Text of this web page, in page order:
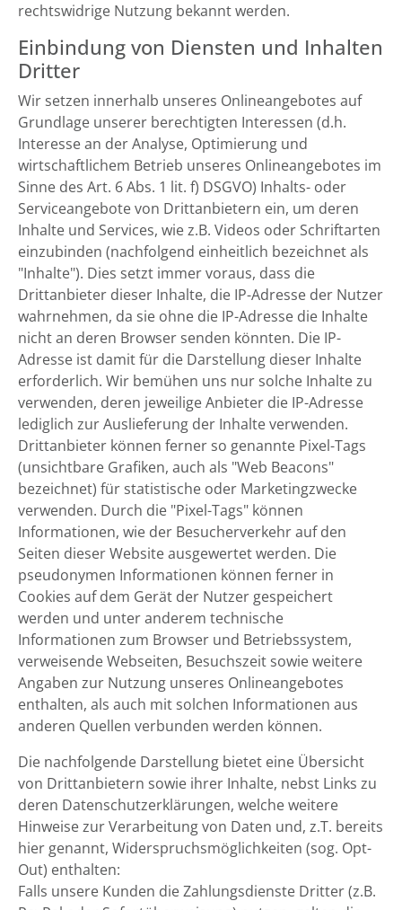
rechtswidrige Nutzung bekannt werden.
Einbindung von Diensten und Inhalten
Dritter
Wir setzen innerhalb unseres Onlineangebotes auf
Grundlage unserer berechtigten Interessen (d.h.
Interesse an der Analyse, Optimierung und
wirtschaftlichem Betrieb unseres Onlineangebotes im
Sinne des Art. 6 Abs. 1 lit. f) DSGVO) Inhalts- oder
Serviceangebote von Drittanbietern ein, um deren
Inhalte und Services, wie z.B. Videos oder Schriftarten
einzubinden (nachfolgend einheitlich bezeichnet als
"Inhalte"). Dies setzt immer voraus, dass die
Drittanbieter dieser Inhalte, die IP-Adresse der Nutzer
wahrnehmen, da sie ohne die IP-Adresse die Inhalte
nicht an deren Browser senden könnten. Die IP-
Adresse ist damit für die Darstellung dieser Inhalte
erforderlich. Wir bemühen uns nur solche Inhalte zu
verwenden, deren jeweilige Anbieter die IP-Adresse
lediglich zur Auslieferung der Inhalte verwenden.
Drittanbieter können ferner so genannte Pixel-Tags
(unsichtbare Grafiken, auch als "Web Beacons"
bezeichnet) für statistische oder Marketingzwecke
verwenden. Durch die "Pixel-Tags" können
Informationen, wie der Besucherverkehr auf den
Seiten dieser Website ausgewertet werden. Die
pseudonymen Informationen können ferner in
Cookies auf dem Gerät der Nutzer gespeichert
werden und unter anderem technische
Informationen zum Browser und Betriebssystem,
verweisende Webseiten, Besuchszeit sowie weitere
Angaben zur Nutzung unseres Onlineangebotes
enthalten, als auch mit solchen Informationen aus
anderen Quellen verbunden werden können.
Die nachfolgende Darstellung bietet eine Übersicht
von Drittanbietern sowie ihrer Inhalte, nebst Links zu
deren Datenschutzerklärungen, welche weitere
Hinweise zur Verarbeitung von Daten und, z.T. bereits
hier genannt, Widerspruchsmöglichkeiten (sog. Opt-
Out) enthalten:
Falls unsere Kunden die Zahlungsdienste Dritter (z.B.